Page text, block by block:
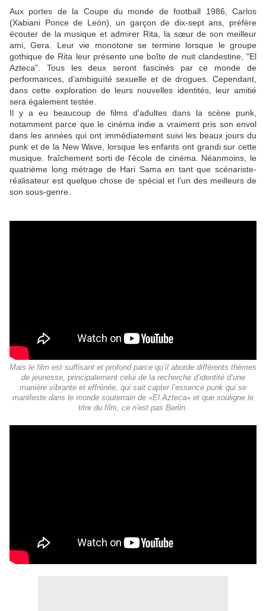
Aux portes de la Coupe du monde de football 1986, Carlos
(Xabiani Ponce de León), un garçon de dix-sept ans, préfère
écouter de la musique et admirer Rita, la sœur de son meilleur
ami, Gera. Leur vie monotone se termine lorsque le groupe
gothique de Rita leur présente une boîte de nuit clandestine, "El
Azteca". Tous les deux seront fascinés par ce monde de
performances, d’ambiguïté sexuelle et de drogues. Cependant,
dans cette exploration de leurs nouvelles identités, leur amitié
sera également testée.
Il y a eu beaucoup de films d'adultes dans la scène punk,
notamment parce que le cinéma indie a vraiment pris son envol
dans les années qui ont immédiatement suivi les beaux jours du
punk et de la New Wave, lorsque les enfants ont grandi sur cette
musique. fraîchement sorti de l'école de cinéma. Néanmoins, le
quatrième long métrage de Hari Sama en tant que scénariste-
réalisateur est quelque chose de spécial et l’un des meilleurs de
son sous-genre.
Mais le film est suffisant et profond parce qu’il aborde différents thèmes
de jeunesse, principalement celui de la recherche d’identité d’une
manière vibrante et effrénée, qui sait capter l’essence punk qui se
manifeste dans le monde souterrain de «El Azteca» et que souligne le
titre du film, ce n'est pas Berlin.